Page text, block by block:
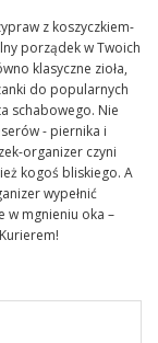
z koszyczkiem-
porządek w Twoich
klasyczne zioła,
do popularnych
schabowego. Nie
- piernika i
organizer czyni
kogoś bliskiego. A
wypełnić
w mgnieniu oka –